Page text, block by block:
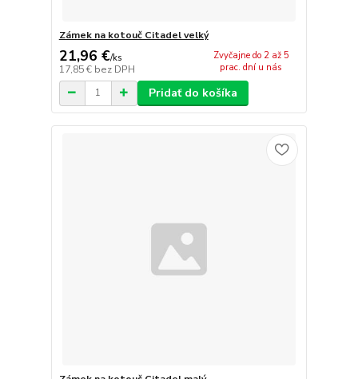
Zámek na kotouč Citadel velký
21,96 €/ks
17,85 € bez DPH
Zvyčajne do 2 až 5
prac. dní u nás
Pridať do košíka